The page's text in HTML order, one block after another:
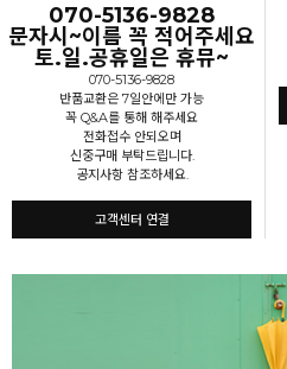
070-5136-9828
문자시~이름 꼭 적어주세요
토.일.공휴일은 휴뮤~
070-5136-9828
반품교환은 7일안에만 가능
꼭 Q&A를 통해 해주세요
전화접수 안되오며
신중구매 부탁드립니다.
공지사항 참조하세요.
고객센터 연결